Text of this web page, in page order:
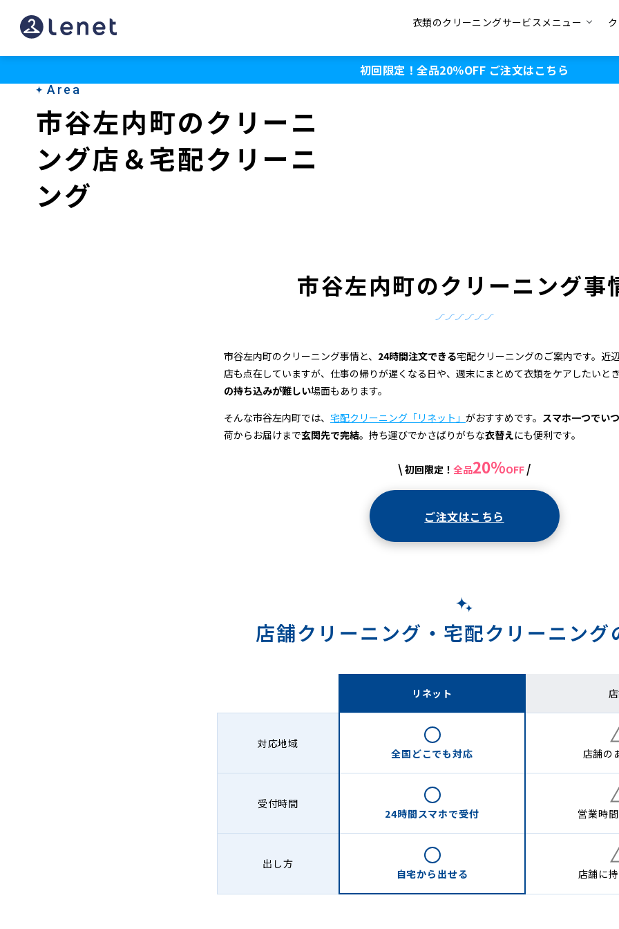
市
谷
衣類のクリーニングサービスメニュー
初回限定！全品20％OFF ご注文はこちら
Area
市谷左内町のクリーニ
ング店＆宅配クリーニ
ング
市谷左内町のクリーニング事
市谷左内町のクリーニング事情と、 24時間注文できる宅配クリーニングのご案内です。近
店も点在していますが、仕事の帰りが遅くなる日や、週末にまとめて衣類をケアしたいと
の持ち込みが難しい場面もあります。
そんな市谷左内町では、 宅配クリーニング「リネット」 がおすすめです。 スマホ一つでい
荷からお届けまで玄関先で完結。持ち運びでかさばりがちな衣替えにも便利です。
\ 初回限定！ 全品20%OFF /
ご注文はこちら
店舗クリーニング・ 宅配クリーニング
リネット
対応地域
全国どこでも対応 店舗の
受付時間
24時間スマホで受付 営業時
出し方
自宅から 出せる 店舗に